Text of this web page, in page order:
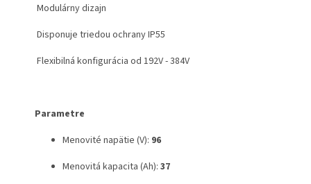
Modulárny dizajn
Disponuje triedou ochrany IP55
Flexibilná konfigurácia od 192V - 384V
Parametre
Menovité napätie (V): 96
Menovitá kapacita (Ah): 37